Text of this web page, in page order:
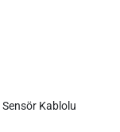
Sensör Kablolu